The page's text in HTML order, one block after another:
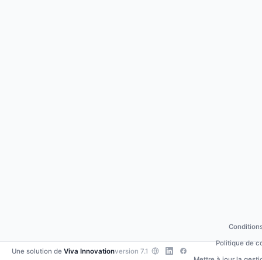
Une solution de Viva Innovationversion 7.1
Politique de